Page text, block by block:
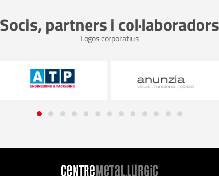
Socis, partners i col·laboradors
Logos corporatius